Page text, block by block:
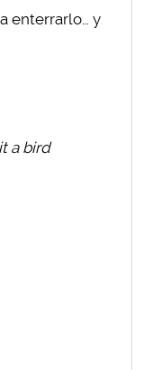
enterrarlo… y
a bird